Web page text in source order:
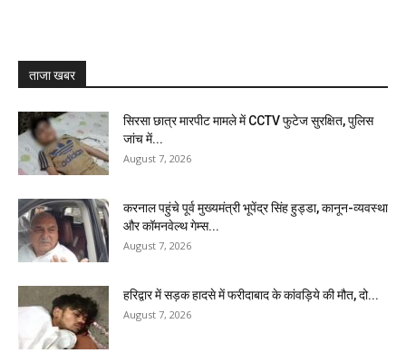
ताजा खबर
सिरसा छात्र मारपीट मामले में CCTV फुटेज सुरक्षित, पुलिस
जांच में...
August 7, 2026
करनाल पहुंचे पूर्व मुख्यमंत्री भूपेंद्र सिंह हुड्डा, कानून-व्यवस्था
और कॉमनवेल्थ गेम्स...
August 7, 2026
हरिद्वार में सड़क हादसे में फरीदाबाद के कांवड़िये की मौत, दो...
August 7, 2026